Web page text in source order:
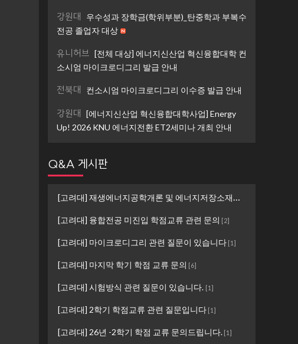
강원대
우수성과 장학금(학위부분)_탄중학과 부복수
전공 졸업자 대상
유니허브 [전체 대상] 에너지신산업 혁신융합대학 컨
소시엄 마이크로디그리 발급 안내
전북대 컨소시엄 마이크로디그리 이수증 발급 안내
강원대
[에너지신산업 혁신융합대학사업] Energy
Up! 2026 KNU 에너지전환 ET2세미나 개최 안내
Q&A 게시판
[고려대] 재생에너지공학개론 및 에너지저장소재설계 ...
[고려대] 융합전공 미진입 학점교류 관련 문의 [2]
[고려대] 마이크로디그리 관련 질문이 있습니다[1]
[고려대] 마지막 학기 학점 교류 문의 [6]
[고려대] 시험방식 관련 질문이 있습니다. [1]
[고려대] 2학기 학점교류 관련 질문입니다[1]
[고려대] 26년 -2학기 학점 교류 문의드립니다.[1]